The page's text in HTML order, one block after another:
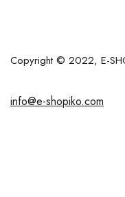
Copyright © 2022, E-
info@e-shopiko.com